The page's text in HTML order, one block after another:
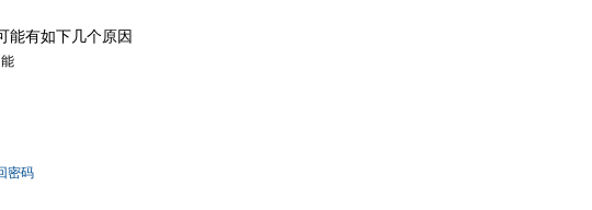
能有如下几个原因
密码